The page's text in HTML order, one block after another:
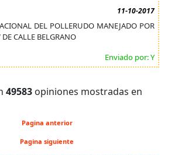
11-10-2017
DEL POLLERUDO MANEJADO POR
DE CALLE BELGRANO
Enviado por: Y
49583 opiniones mostradas en
Pagina anterior
Pagina siguiente